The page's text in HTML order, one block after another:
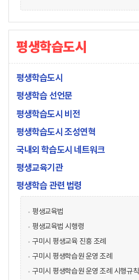
평생학습도시
평생학습도시
평생학습 선언문
평생학습도시 비전
평생학습도시 조성연혁
국내외 학습도시 네트워크
평생교육기관
평생학습 관련 법령
평생교육법
평생교육법 시행령
구미시 평생교육 진흥 조례
구미시 평생학습원 운영 조례
구미시 평생학습원 운영 조례 시행규칙